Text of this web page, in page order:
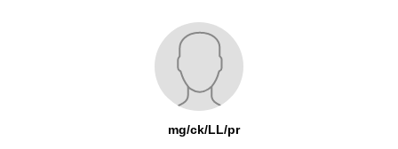
mg/ck/LL/pr